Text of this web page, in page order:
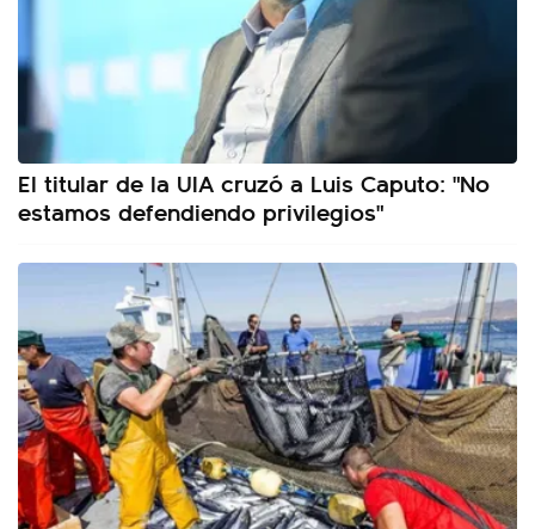
El titular de la UIA cruzó a Luis Caputo: "No
estamos defendiendo privilegios"